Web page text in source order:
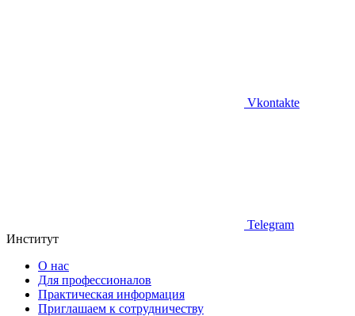
Vkontakte
Telegram
Институт
О нас
Для профессионалов
Практическая информация
Приглашаем к сотрудничеству